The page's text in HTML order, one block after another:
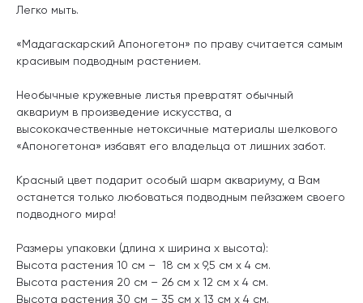
Легко мыть.
«Мадагаскарский Апоногетон» по праву считается самым
красивым подводным растением.
Необычные кружевные листья превратят обычный
аквариум в произведение искусства, а
высококачественные нетоксичные материалы шелкового
«Апоногетона» избавят его владельца от лишних забот.
Красный цвет подарит особый шарм аквариуму, а Вам
останется только любоваться подводным пейзажем своего
подводного мира!
Размеры упаковки (длина х ширина х высота):
Высота растения 10 см – 18 см x 9,5 см x 4 см.
Высота растения 20 см – 26 см x 12 см x 4 см.
Высота растения 30 см – 35 см x 13 см x 4 см.